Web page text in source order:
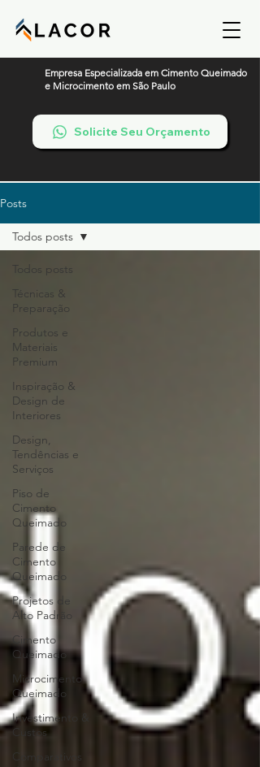
Empresa Especializada em Cimento Queimado
e Microcimento em São Paulo
Solicite Seu Orçamento
Posts
Todos posts
Técnicas &
Preparação
Produtos e
Materiais
Premium
Inspiração &
Design de
Interiores
Design,
Tendências e
Serviços
Piso de
Cimento
Queimado
Parede de
Cimento
Queimado
Projetos de
Alto Padrão
Cimento
Queimado
Microcimento
Queimado
Investimento &
Custos
Comparativos
Todos posts